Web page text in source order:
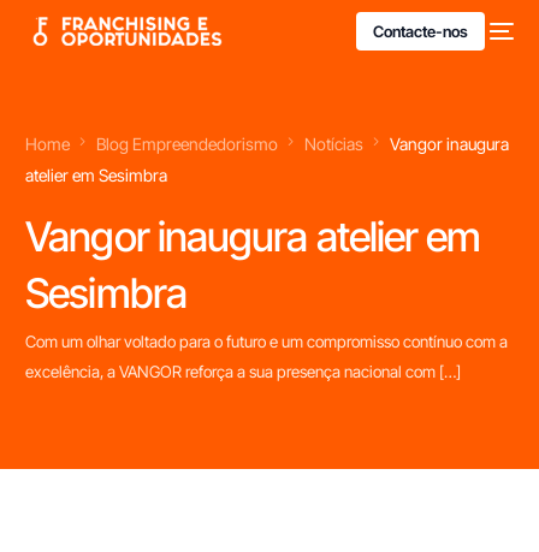
Contacte-nos
Home Blog Empreendedorismo Notícias
Vangor inaugura
atelier em Sesimbra
Vangor inaugura atelier em
Sesimbra
Com um olhar voltado para o futuro e um compromisso contínuo com a
excelência, a VANGOR reforça a sua presença nacional com […]